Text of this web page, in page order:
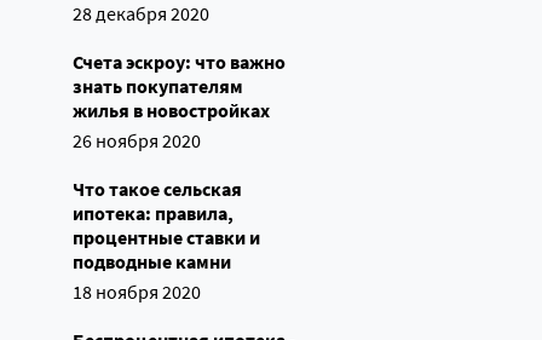
28 декабря 2020
Счета эскроу: что важно
знать покупателям
жилья в новостройках
26 ноября 2020
Что такое сельская
ипотека: правила,
процентные ставки и
подводные камни
18 ноября 2020